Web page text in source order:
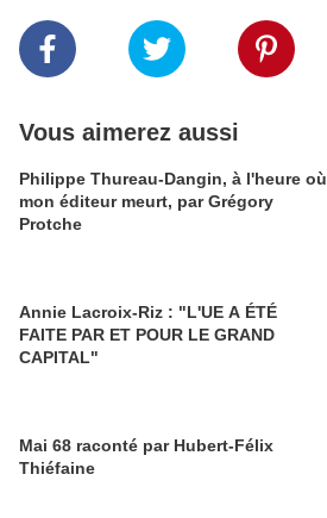
Vous aimerez aussi
Philippe Thureau-Dangin, à l'heure où
mon éditeur meurt, par Grégory
Protche
Annie Lacroix-Riz : "L'UE A ÉTÉ
FAITE PAR ET POUR LE GRAND
CAPITAL"
Mai 68 raconté par Hubert-Félix
Thiéfaine